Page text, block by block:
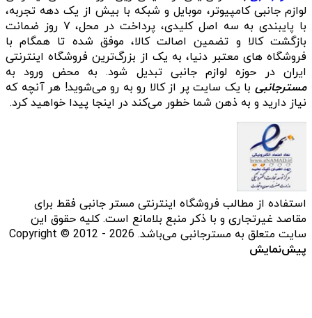
لوازم جانبی کامپیوتر، موبایل و شبکه با بیش از یک دهه تجربه،
با پایبندی به سه اصل کلیدی، پرداخت در محل، ۷ روز ضمانت
بازگشت کالا و تضمین اصالت کالا، موفق شده تا همگام با
فروشگاه‌ های معتبر دنیا، به یک از بزرگ‌ترین فروشگاه اینترنتی
ایران در حوزه لوازم جانبی تبدیل شود. به محض ورود به
مسترجانبی با یک سایت پر از کالا رو به رو می‌شوید! هر آنچه که
نیاز دارید و به ذهن شما خطور می‌کند در اینجا پیدا خواهید کرد.
استفاده از مطالب فروشگاه اینترنتی مستر جانبی فقط برای
مقاصد غیرتجاری و با ذکر منبع بلامانع است. کلیه حقوق این
سایت متعلق به مسترجانبی می‌باشد. Copyright © 2012 - 2026
پیش‌نمایش